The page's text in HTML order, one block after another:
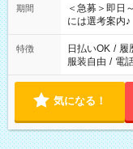
スタッフ スイ
業界から入社
期間
＜急募＞即日
には選考案内♪
特徴 日払いOK / 履
服装自由 / 電
気になる！